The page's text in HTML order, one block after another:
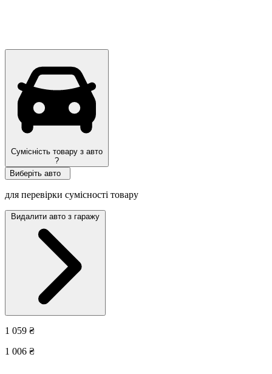
Сумісність товару з авто
?
Виберіть авто
для перевірки сумісності товару
Видалити авто з гаражу
1 059 ₴
1 006 ₴